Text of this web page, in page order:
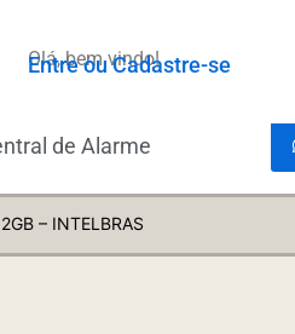
Olá, bem vindo!
Entre ou Cadastre-se
de Alarme
– INTELBRAS